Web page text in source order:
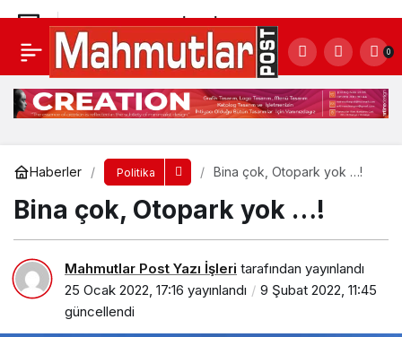
0
Haberler Politika Bina çok, Otopark yok …!
Bina çok, Otopark yok …!
Mahmutlar Post Yazı İşleri tarafından yayınlandı
25 Ocak 2022, 17:16 yayınlandı
9 Şubat 2022, 11:45
güncellendi
ALANYA BELEDİYESİ’NDEN OBA’DA ALTYAPI
YATIRIMI
Yorum Yap Paylaş